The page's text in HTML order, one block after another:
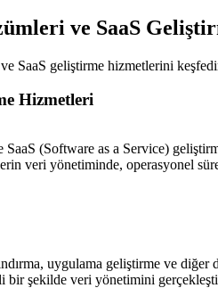
ve SaaS
SaaS geliştirme hizmetlerini
Hizmetleri
(Software as a Service)
veri yönetiminde, operasyonel
uygulama geliştirme ve diğer
bir şekilde veri yönetimini